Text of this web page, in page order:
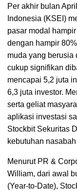
Per akhir bulan
Indonesia (KSEI)
pasar modal
dengan hampir
muda yang berusia
cukup signifikan
mencapai 5,2 juta
6,3 juta investor.
serta geliat
aplikasi investasi
Stockbit Sekuritas
kebutuhan
Menurut PR &
William, dari awal
(Year-to-Date),